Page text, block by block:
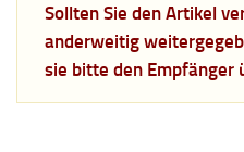
Sollten Sie den Artikel
anderweitig
sie bitte den Empfänger